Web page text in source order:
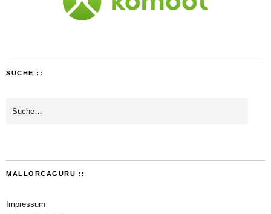
SUCHE ::
MALLORCAGURU ::
Impressum